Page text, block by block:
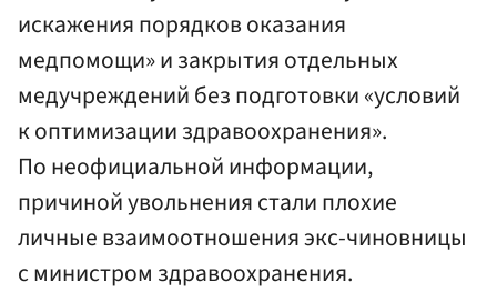
искажения порядков оказания
медпомощи» и закрытия отдельных
медучреждений без подготовки «условий
к оптимизации здравоохранения».
По неофициальной информации,
причиной увольнения стали плохие
личные взаимоотношения экс-чиновницы
с министром здравоохранения.